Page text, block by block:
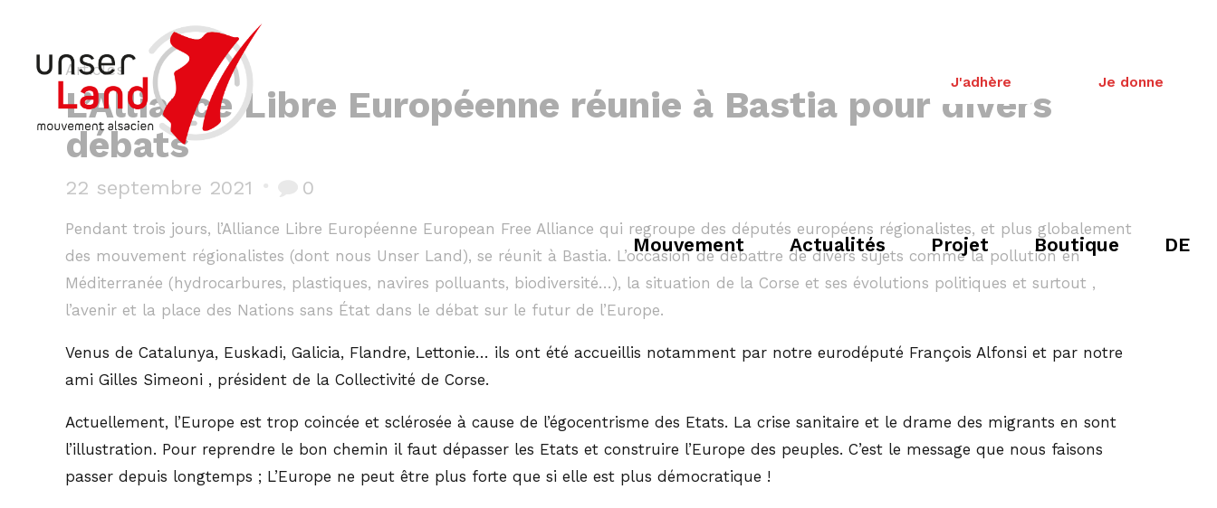
J'adhère Je donne
Mouvement Actualités Projet Boutique DE
Articles
L’Alliance Libre Européenne réunie à Bastia pour divers
débats
22 septembre 2021 0
Pendant trois jours, l’Alliance Libre Européenne European Free Alliance qui regroupe des députés européens régionalistes, et plus globalement
des mouvement régionalistes (dont nous Unser Land), se réunit à Bastia. L’occasion de débattre de divers sujets comme la pollution en
Méditerranée (hydrocarbures, plastiques, navires polluants, biodiversité…), la situation de la Corse et ses évolutions politiques et surtout ,
l’avenir et la place des Nations sans État dans le débat sur le futur de l’Europe.
Venus de Catalunya, Euskadi, Galicia, Flandre, Lettonie… ils ont été accueillis notamment par notre eurodéputé François Alfonsi et par notre
ami Gilles Simeoni , président de la Collectivité de Corse.
Actuellement, l’Europe est trop coincée et sclérosée à cause de l’égocentrisme des Etats. La crise sanitaire et le drame des migrants en sont
l’illustration. Pour reprendre le bon chemin il faut dépasser les Etats et construire l’Europe des peuples. C’est le message que nous faisons
passer depuis longtemps ; L’Europe ne peut être plus forte que si elle est plus démocratique !